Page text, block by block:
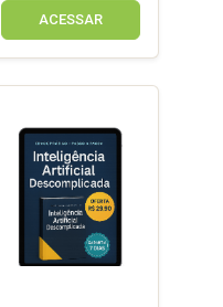
ACESSAR